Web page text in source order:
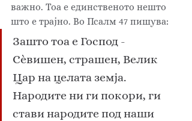
важно. Тоа е единственото нешто
што е трајно. Во Псалм 47 пишува:
Зашто тоа е Господ -
Сèвишен, страшен, Велик
Цар на целата земја.
Народите ни ги покори, ги
стави народите под наши